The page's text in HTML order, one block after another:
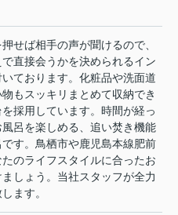
せば相手の声が聞けるので、
直接会うかを決められるイン
ております。化粧品や洗面道
もスッキリまとめて収納でき
採用しています。時間が経っ
呂を楽しめる、追い焚き機能
す。鳥栖市や鹿児島本線肥前
のライフスタイルに合ったお
しょう。当社スタッフが全力
ます。